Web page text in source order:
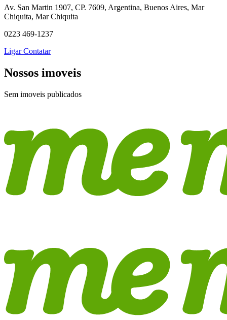
Av. San Martin 1907, CP. 7609, Argentina, Buenos Aires, Mar
Chiquita, Mar Chiquita
0223 469-1237
LigarContatar
Nossos imoveis
Sem imoveis publicados